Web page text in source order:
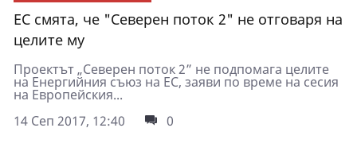
ЕС смята, че "Северен поток 2" не отговаря на
целите му
Проектът „Северен поток 2” не подпомага целите
на Енергийния съюз на ЕС, заяви по време на сесия
на Европейския...
14 Сеп 2017, 12:40
0